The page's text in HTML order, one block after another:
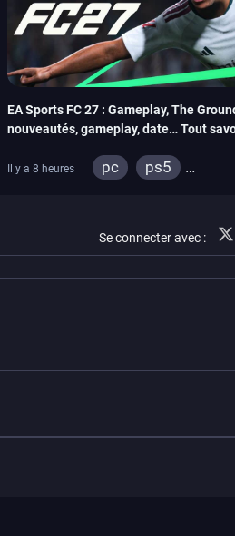
EA Sports FC 27 : Gameplay, The
nouveautés, gameplay, date… Tout
Il y a 8 heures pc
ps5
Se connecter avec :